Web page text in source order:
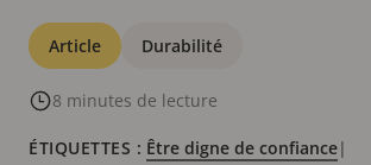
Catégories
Article Durabilité
8 minutes de lecture
ÉTIQUETTES : Être digne de confiance|